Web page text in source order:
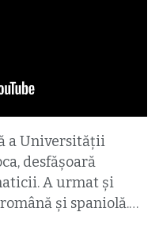
a Universității
desfășoară
A urmat și
și spaniolă.…